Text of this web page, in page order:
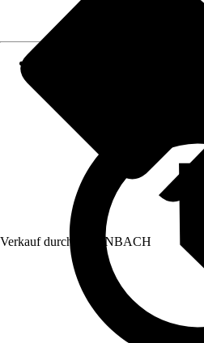
Verkauf durch: HORNBACH